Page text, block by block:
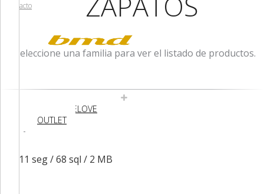
Contacto
ZAPATOS
MORRODELOVE
OUTLET
Seleccione una familia para ver el listado de productos.
1.411 seg /68 sql / 2 MB